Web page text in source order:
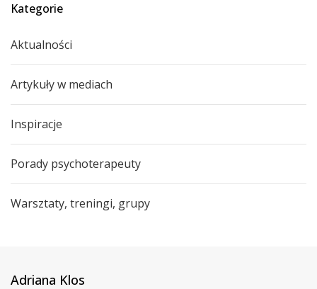
Kategorie
Aktualności
Artykuły w mediach
Inspiracje
Porady psychoterapeuty
Warsztaty, treningi, grupy
Adriana Klos